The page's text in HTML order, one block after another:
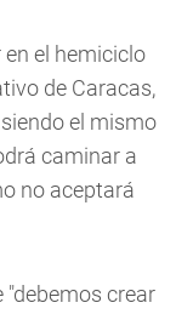
el hemiciclo
de Caracas,
el mismo
caminar a
no aceptará
"debemos crear